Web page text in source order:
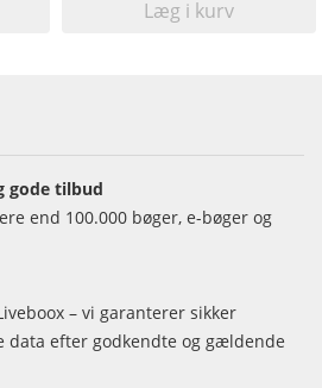
Læg i kurv
gode tilbud
end 100.000 bøger, e-bøger og
– vi garanterer sikker
data efter godkendte og gældende